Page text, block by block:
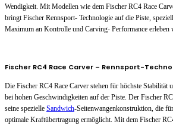
Wendigkeit. Mit Modellen wie dem Fischer RC4 Race
bringt Fischer Rennsport- Technologie auf die Piste,
Maximum an Kontrolle und Carving- Performance erleben
Fischer RC4 Race Carver – Rennsport-
Die Fischer RC4 Race Carver stehen für höchste Stabilität
bei hohen Geschwindigkeiten auf der Piste. Der Fischer
seine spezielle Sandwich-Seitenwangenkonstruktion, die
optimale Kraftübertragung ermöglicht. Mit dem Fischer